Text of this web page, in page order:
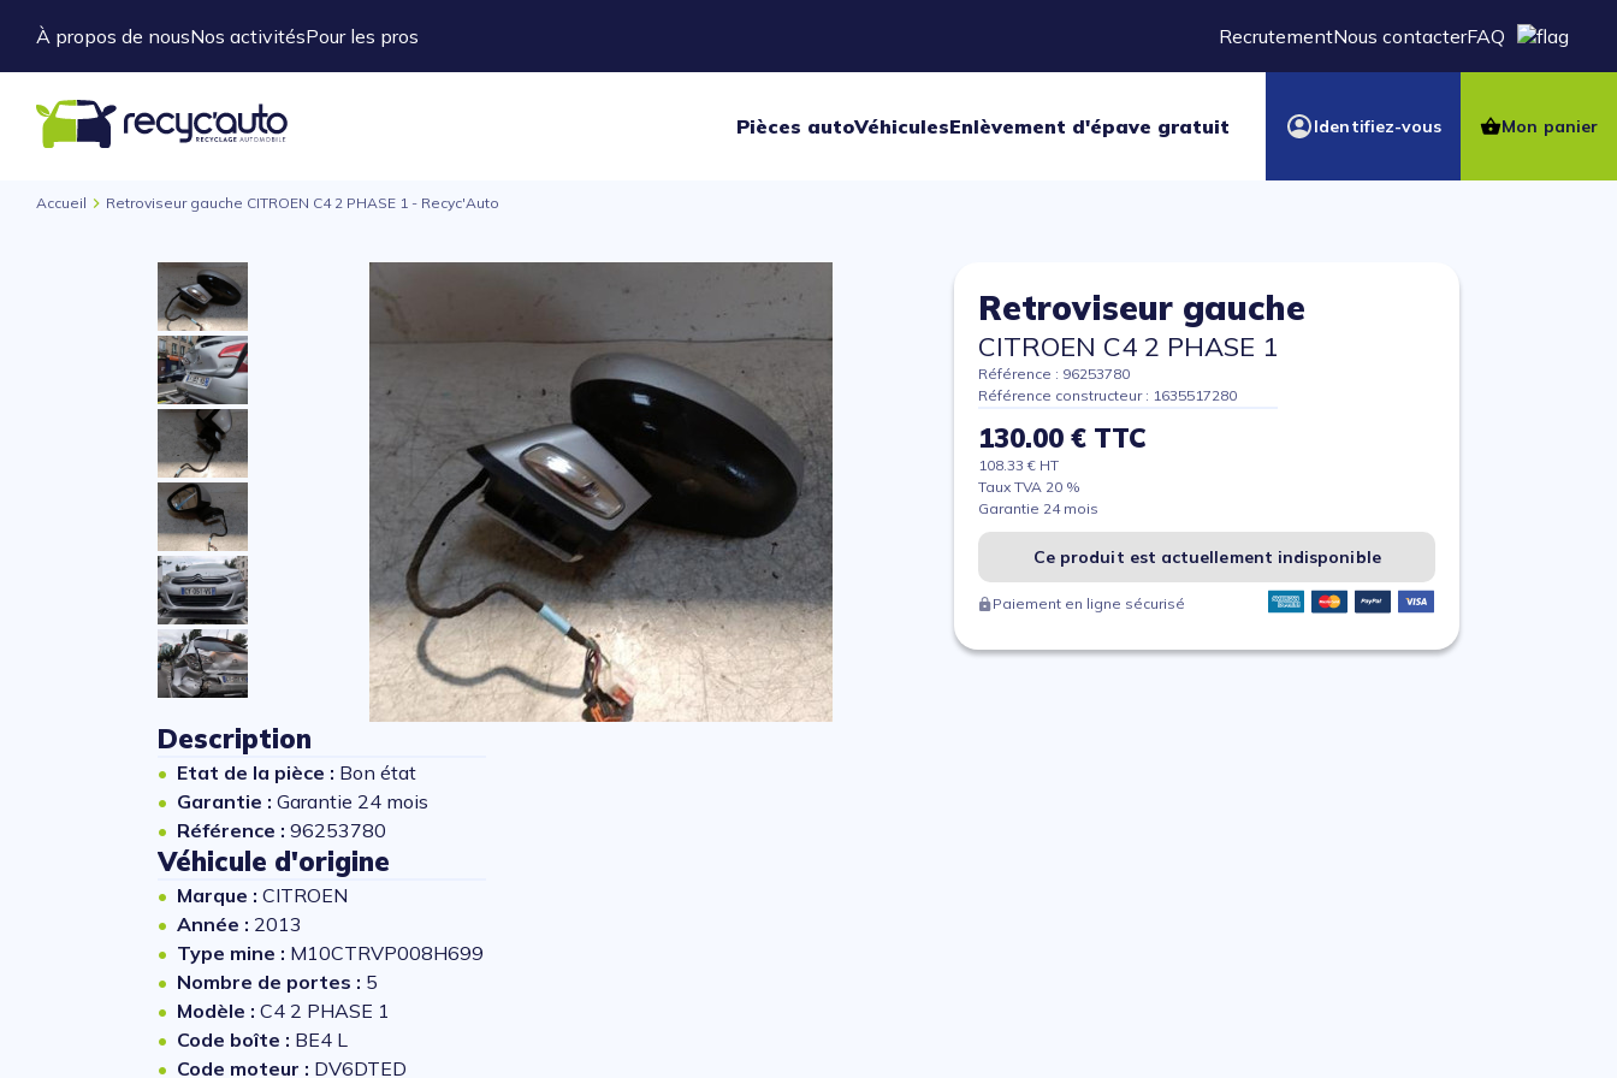
À propos de nousNos activitésPour les pros RecrutementNous contacterFAQ
Pièces autoVéhiculesEnlèvement d'épave gratuit Identifiez-vous Mon panier
Accueil Retroviseur gauche CITROEN C4 2 PHASE 1 - Recyc'Auto
Description
Etat de la pièce : Bon état
Garantie : Garantie 24 mois
Référence : 96253780
Véhicule d'origine
Marque : CITROEN
Année : 2013
Type mine : M10CTRVP008H699
Nombre de portes : 5
Modèle : C4 2 PHASE 1
Code boîte : BE4 L
Code moteur : DV6DTED
Retroviseur gauche
CITROEN C4 2 PHASE 1
Référence : 96253780
Référence constructeur : 1635517280
130.00 € TTC
108.33 € HT
Taux TVA 20 %
Garantie 24 mois
Ce produit est actuellement indisponible
Paiement en ligne sécurisé